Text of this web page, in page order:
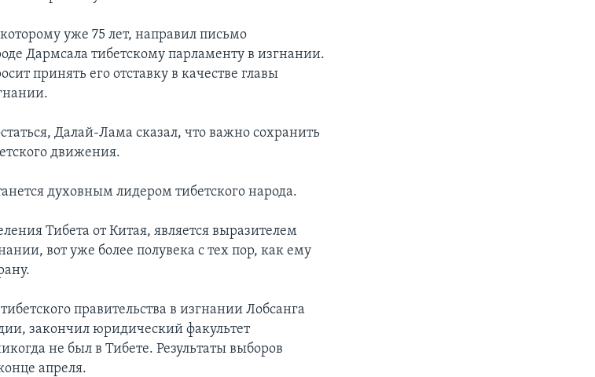
уже 75 лет, направил письмо
Дармсала тибетскому парламенту в изгнании.
принять его отставку в качестве главы
Далай-Лама сказал, что важно сохранить
движения.
духовным лидером тибетского народа.
Тибета от Китая, является выразителем
вот уже более полувека с тех пор, как ему
правительства в изгнании Лобсанга
закончил юридический факультет
не был в Тибете. Результаты выборов
апреля.